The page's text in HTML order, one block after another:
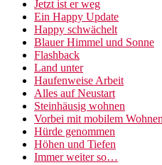
Jetzt ist er weg
Ein Happy Update
Happy schwächelt
Blauer Himmel und Sonne
Flashback
Land unter
Haufenweise Arbeit
Alles auf Neustart
Steinhäusig wohnen
Vorbei mit mobilem
Hürde genommen
Höhen und Tiefen
Immer weiter so…